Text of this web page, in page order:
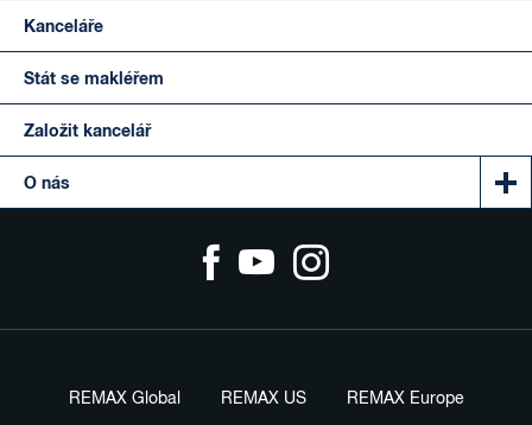
Kanceláře
Stát se makléřem
Založit kancelář
O nás
REMAX Global REMAX US REMAX Europe